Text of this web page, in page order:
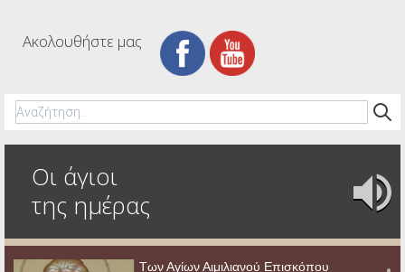
Ακολουθήστε μας
Οι άγιοι
της ημέρας
Των Αγίων Αιμιλιανού Επισκόπου